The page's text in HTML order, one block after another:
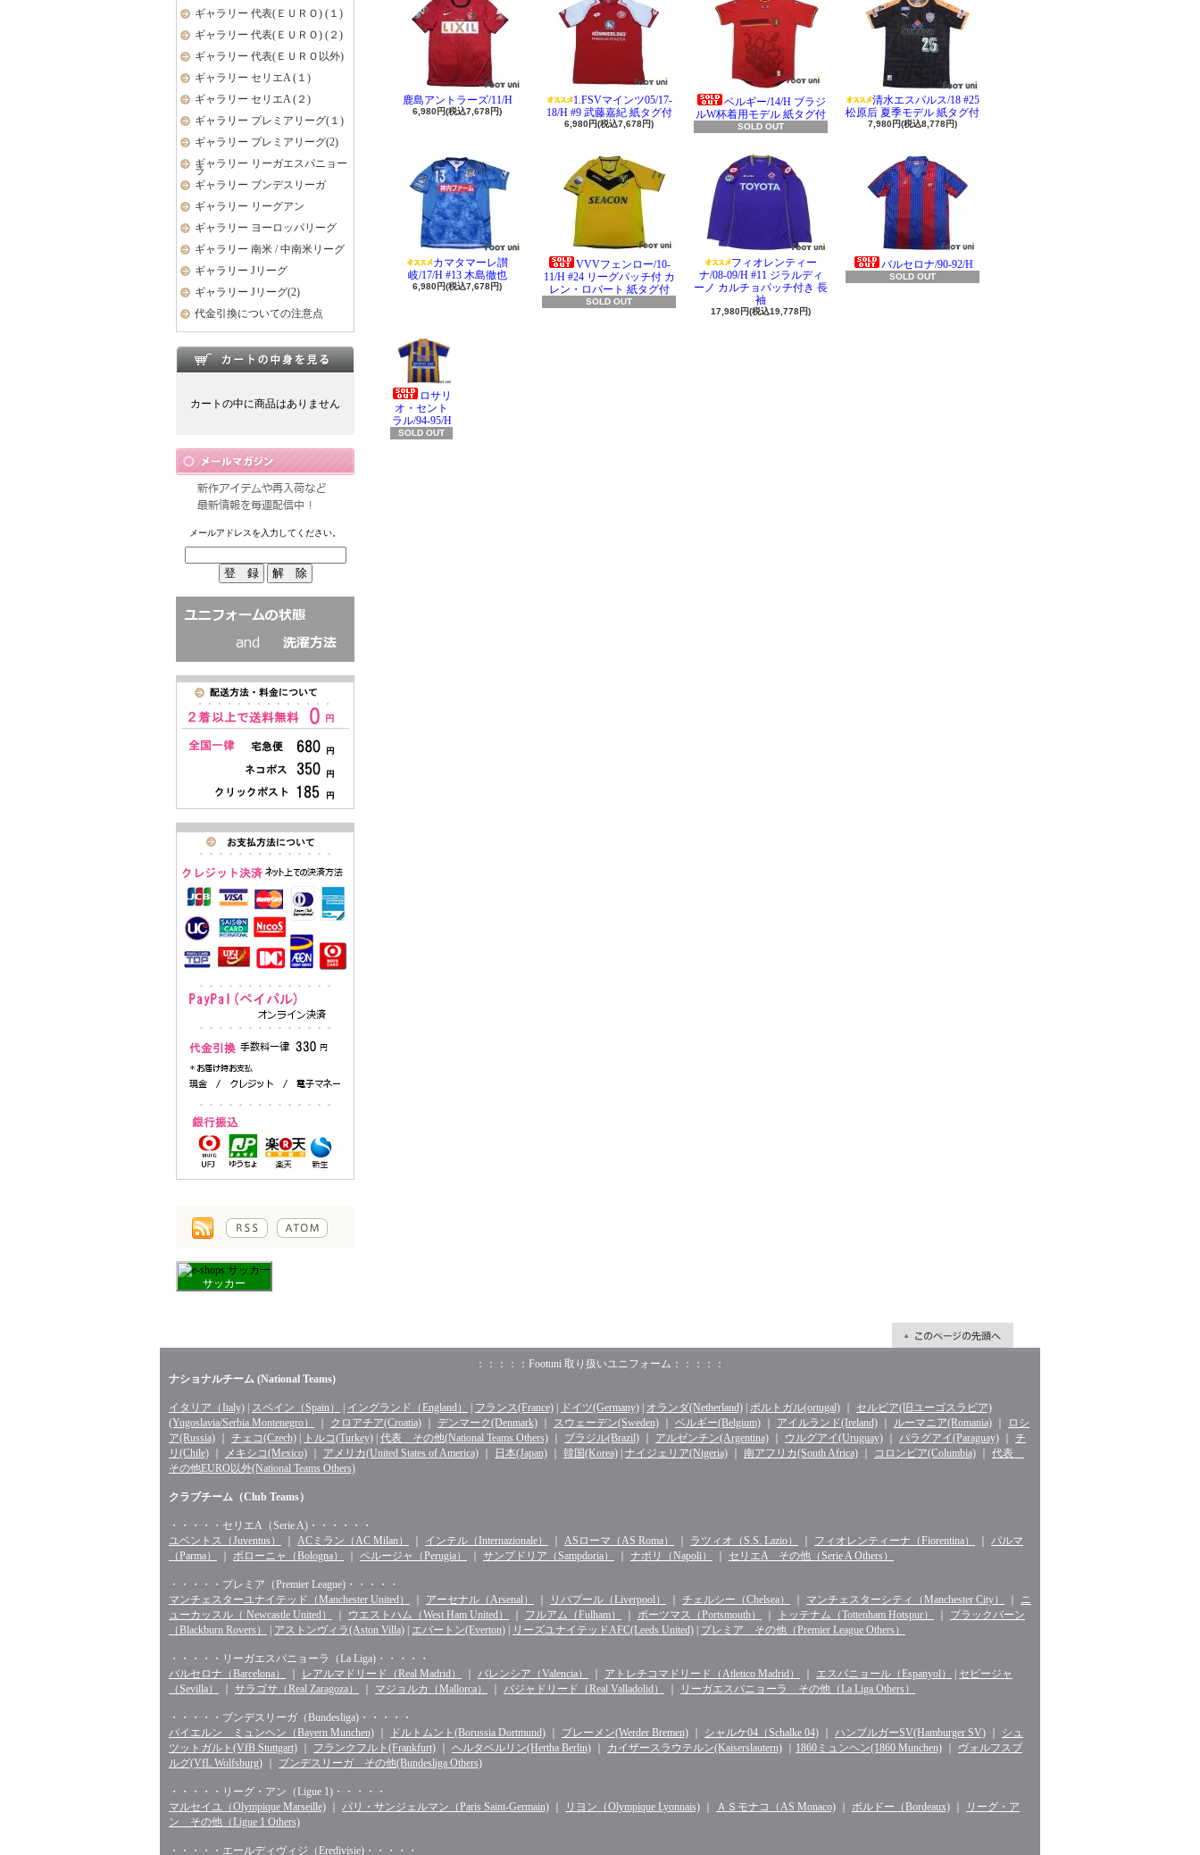
ギャラリー 代表(ＥＵＲＯ) (１)
ギャラリー 代表(ＥＵＲＯ) (２)
ギャラリー 代表(ＥＵＲＯ以外)
ギャラリー セリエA (１)
ギャラリー セリエA (２)
ギャラリー プレミアリーグ(１)
ギャラリー プレミアリーグ(2)
ギャラリー リーガエスパニョー
ラ
ギャラリー ブンデスリーガ
ギャラリー リーグアン
ギャラリー ヨーロッパリーグ
ギャラリー 南米 / 中南米リーグ
ギャラリー Jリーグ
ギャラリー Jリーグ(2)
代金引換についての注意点
カートの中に商品はありません
メールアドレスを入力してください。
サッカー
鹿島アントラーズ/11/H
6,980円(税込7,678円)
1.FSVマインツ05/17-
18/H #9 武藤嘉紀 紙タグ付
6,980円(税込7,678円)
ベルギー/14/H ブラジ
ルW杯着用モデル 紙タグ付
SOLD OUT
清水エスパルス/18 #25
松原后 夏季モデル 紙タグ付
7,980円(税込8,778円)
カマタマーレ讃
岐/17/H #13 木島徹也
6,980円(税込7,678円)
VVVフェンロー/10-
11/H #24 リーグパッチ付 カ
レン・ロバート 紙タグ付
SOLD OUT
フィオレンティー
ナ/08-09/H #11 ジラルディ
ーノ カルチョパッチ付き 長
袖
17,980円(税込19,778円)
バルセロナ/90-92/H
SOLD OUT
ロサリ
オ・セント
ラル/94-95/H
SOLD OUT
：：：：：Footuni 取り扱いユニフォーム：：：：：
ナショナルチーム (National Teams)
イタリア（Italy) スペイン（Spain） イングランド（England） フランス(France) ドイツ(Germany) オランダ(Netherland) ポルトガル(ortugal)
セルビア(旧ユーゴスラビア)
(Yugoslavia/Serbia Montenegro）
クロアチア(Croatia) デンマーク(Denmark) スウェーデン(Sweden) ベルギー(Belgium) アイルランド(Ireland) ルーマニア(Romania)
ロシ
ア(Russia)
チェコ(Czech) トルコ(Turkey) 代表 その他(National Teams Others) ブラジル(Brazil) アルゼンチン(Argentina) ウルグアイ(Uruguay) パラグアイ(Paraguay)
チ
リ(Chile)
メキシコ(Mexico) アメリカ(United States of America) 日本(Japan) 韓国(Korea) ナイジェリア(Nigeria) 南アフリカ(South Africa) コロンビア(Columbia)
代表
その他EURO以外(National Teams Others)
クラブチーム（Club Teams）
・・・・・セリエA（Serie A)・・・・・・
ユベントス（Juventus）
ACミラン（AC Milan） インテル（Internazionale） ASローマ（AS Roma） ラツィオ（S.S. Lazio） フィオレンティーナ（Fiorentina）
パルマ
（Parma）
ボローニャ（Bologna） ペルージャ（Perugia） サンプドリア（Sampdoria） ナポリ（Napoli） セリエA その他（Serie A Others）
・・・・・プレミア（Premier League)・・・・・
マンチェスターユナイテッド（Manchester United）
アーセナル（Arsenal） リバプール（Liverpool） チェルシー（Chelsea） マンチェスターシティ（Manchester City）
ニ
ューカッスル（ Newcastle United）
ウエストハム（West Ham United） フルアム（Fulham） ポーツマス（Portsmouth） トッテナム（Tottenham Hotspur）
ブラックバーン
（Blackburn Rovers）
アストンヴィラ(Aston Villa) エバートン(Everton) リーズユナイテッドAFC(Leeds United) プレミア その他（Premier League Others）
・・・・・リーガエスパニョーラ（La Liga)・・・・・
バルセロナ（Barcelona）
レアルマドリード（Real Madrid） バレンシア（Valencia） アトレチコマドリード（Atletico Madrid） エスパニョール（Espanyol）
セビージャ
（Sevilla）
サラゴサ（Real Zaragoza） マジョルカ（Mallorca） バジャドリード（Real Valladolid） リーガエスパニョーラ その他（La Liga Others）
・・・・・ブンデスリーガ（Bundesliga)・・・・・
バイエルン ミュンヘン（Bayern Munchen)
ドルトムント(Borussia Dortmund) ブレーメン(Werder Bremen) シャルケ04（Schalke 04) ハンブルガーSV(Hamburger SV)
シュ
ツットガルト(VfB Stuttgart)
フランクフルト(Frankfurt) ヘルタベルリン(Hertha Berlin) カイザースラウテルン(Kaiserslautern) 1860ミュンヘン(1860 Munchen)
ヴォルフスブ
ルグ(VfL Wolfsburg)
ブンデスリーガ その他(Bundesliga Others)
・・・・・リーグ・アン（Ligue 1)・・・・・
マルセイユ（Olympique Marseille)
パリ・サンジェルマン（Paris Saint-Germain) リヨン（Olympique Lyonnais) ＡＳモナコ（AS Monaco) ボルドー（Bordeaux)
リーグ・ア
ン その他（Ligue 1 Others)
・・・・・エールディヴィジ（Eredivisie)・・・・・